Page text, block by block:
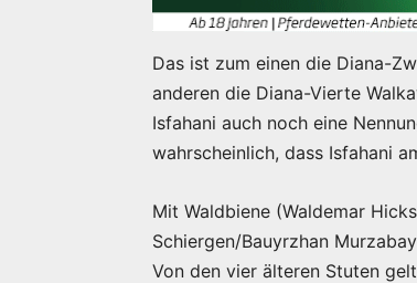
Das ist zum einen die Diana-
anderen die Diana-Vierte
Isfahani auch noch eine
wahrscheinlich, dass Isfahani
Mit Waldbiene (Waldemar
Schiergen/Bauyrzhan
Von den vier älteren Stuten